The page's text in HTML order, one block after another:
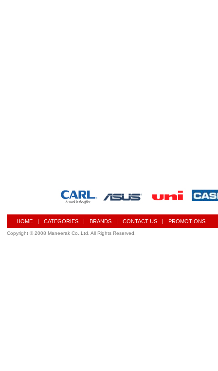
HOME | CATEGORIES | BRANDS | CONTACT US | PROMOTIONS
Copyright © 2008 Maneerak Co.,Ltd. All Rights Reserved.